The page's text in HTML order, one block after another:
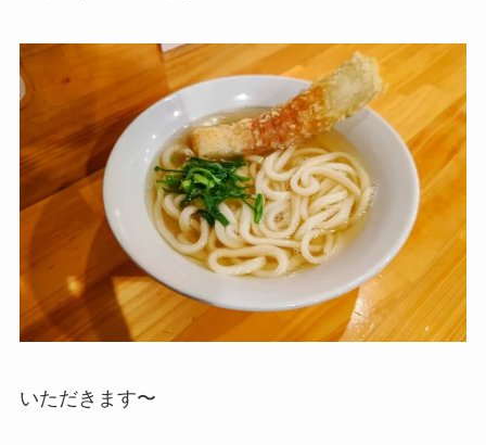
いただきます〜